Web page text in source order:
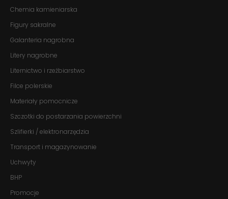
Chemia kamieniarska
Figury sakralne
Galanteria nagrobna
Litery nagrobne
Liternictwo i rzeźbiarstwo
Filce polerskie
Materiały pomocnicze
Szczotki do postarzania powierzchni
Szlifierki / elektronarzędzia
Transport i magazynowanie
Uchwyty
BHP
Promocje